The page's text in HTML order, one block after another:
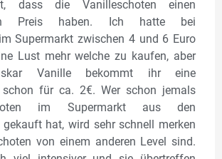
dass die Vanilleschoten einen
Preis haben. Ich hatte bei
Supermarkt zwischen 4 und 6 Euro
Lust mehr welche zu kaufen, aber
Vanille bekommt ihr eine
schon für ca. 2€. Wer schon jemals
im Supermarkt aus den
gekauft hat, wird sehr schnell merken
von einem anderen Level sind.